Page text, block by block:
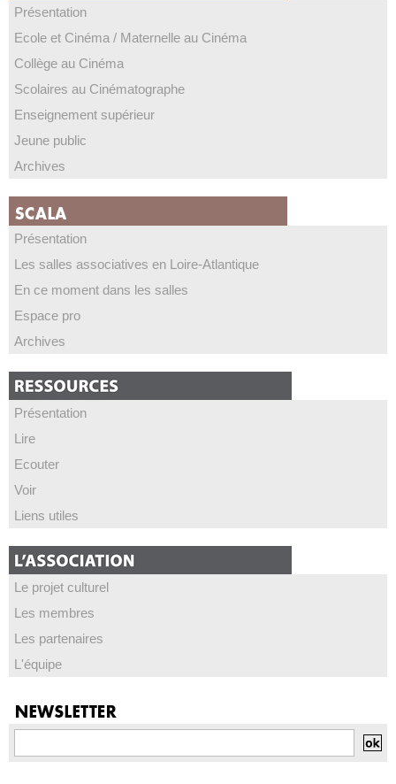
Présentation
Ecole et Cinéma / Maternelle au Cinéma
Collège au Cinéma
Scolaires au Cinématographe
Enseignement supérieur
Jeune public
Archives
Présentation
Les salles associatives en Loire-Atlantique
En ce moment dans les salles
Espace pro
Archives
Présentation
Lire
Ecouter
Voir
Liens utiles
Le projet culturel
Les membres
Les partenaires
L'équipe